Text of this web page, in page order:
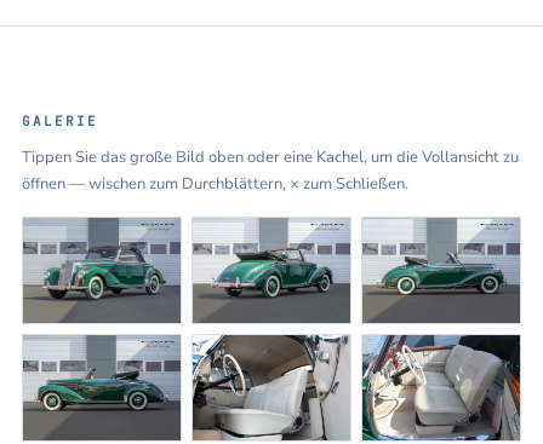
GALERIE
Tippen Sie das große Bild oben oder eine Kachel, um die Vollansicht zu
öffnen — wischen zum Durchblättern, × zum Schließen.